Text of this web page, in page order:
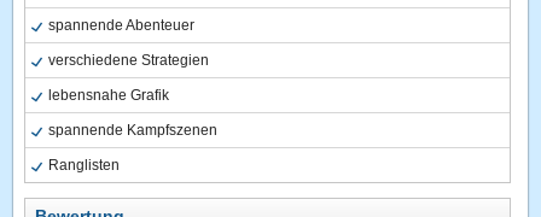
spannende Abenteuer
verschiedene Strategien
lebensnahe Grafik
spannende Kampfszenen
Ranglisten